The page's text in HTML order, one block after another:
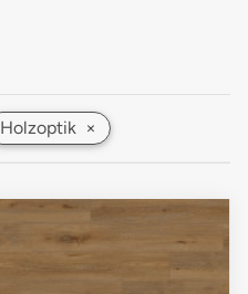
Holzoptik ×